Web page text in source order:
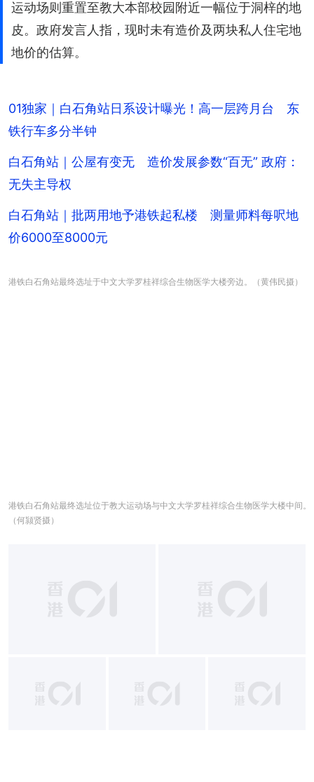
运动场则重置至教大本部校园附近一幅位于洞梓的地
皮。政府发言人指，现时未有造价及两块私人住宅地
地价的估算。
01独家｜白石角站日系设计曝光！高一层跨月台 东
铁行车多分半钟
白石角站｜公屋有变无 造价发展参数“百无” 政府：
无失主导权
白石角站｜批两用地予港铁起私楼 测量师料每呎地
价6000至8000元
港铁白石角站最终选址于中文大学罗桂祥综合生物医学大楼旁边。（黄伟民摄）
港铁白石角站最终选址位于教大运动场与中文大学罗桂祥综合生物医学大楼中间。
（何颕贤摄）